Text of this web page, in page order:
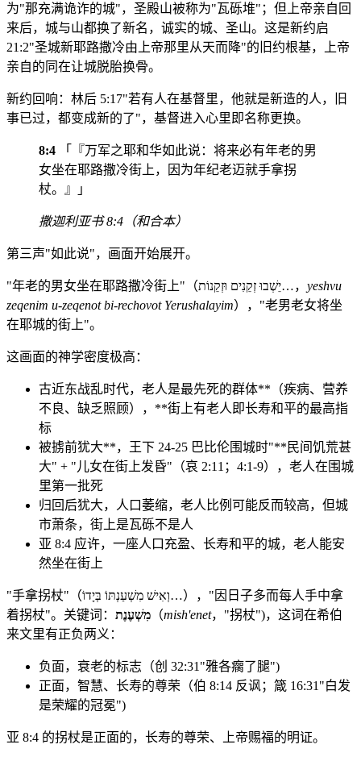
为"那充满诡诈的城"，圣殿山被称为"瓦砾堆"；但上帝亲自回
来后，城与山都换了新名，诚实的城、圣山。这是新约启
21:2"圣城新耶路撒冷由上帝那里从天而降"的旧约根基，上帝
亲自的同在让城脱胎换骨。
新约回响：林后 5:17"若有人在基督里，他就是新造的人，旧
事已过，都变成新的了"，基督进入心里即名称更换。
8:4 「『万军之耶和华如此说：将来必有年老的男
女坐在耶路撒冷街上，因为年纪老迈就手拿拐
杖。』」
撒迦利亚书 8:4（和合本）
第三声"如此说"，画面开始展开。
"年老的男女坐在耶路撒冷街上"（יֵשְׁבוּ זְקֵנִים וּזְקֵנוֹת…， yeshvu
zeqenim u-zeqenot bi-rechovot Yerushalayim），"老男老女将坐
在耶城的街上"。
这画面的神学密度极高：
古近东战乱时代，老人是最先死的群体**（疾病、营养
不良、缺乏照顾），**街上有老人即长寿和平的最高指
标
被掳前犹大**，王下 24-25 巴比伦围城时"**民间饥荒甚
大" + "儿女在街上发昏"（哀 2:11；4:1-9），老人在围城
里第一批死
归回后犹大，人口萎缩，老人比例可能反而较高，但城
市萧条，街上是瓦砾不是人
亚 8:4 应许，一座人口充盈、长寿和平的城，老人能安
然坐在街上
"手拿拐杖"（וְאִישׁ מִשְׁעַנְתּוֹ בְּיָדוֹ…），"因日子多而每人手中拿
着拐杖"。关键词： מִשְׁעֶנֶת （mish'enet，"拐杖")，这词在希伯
来文里有正负两义：
负面，衰老的标志（创 32:31"雅各瘸了腿")
正面，智慧、长寿的尊荣（伯 8:14 反讽；箴 16:31"白发
是荣耀的冠冕")
亚 8:4 的拐杖是正面的，长寿的尊荣、上帝赐福的明证。